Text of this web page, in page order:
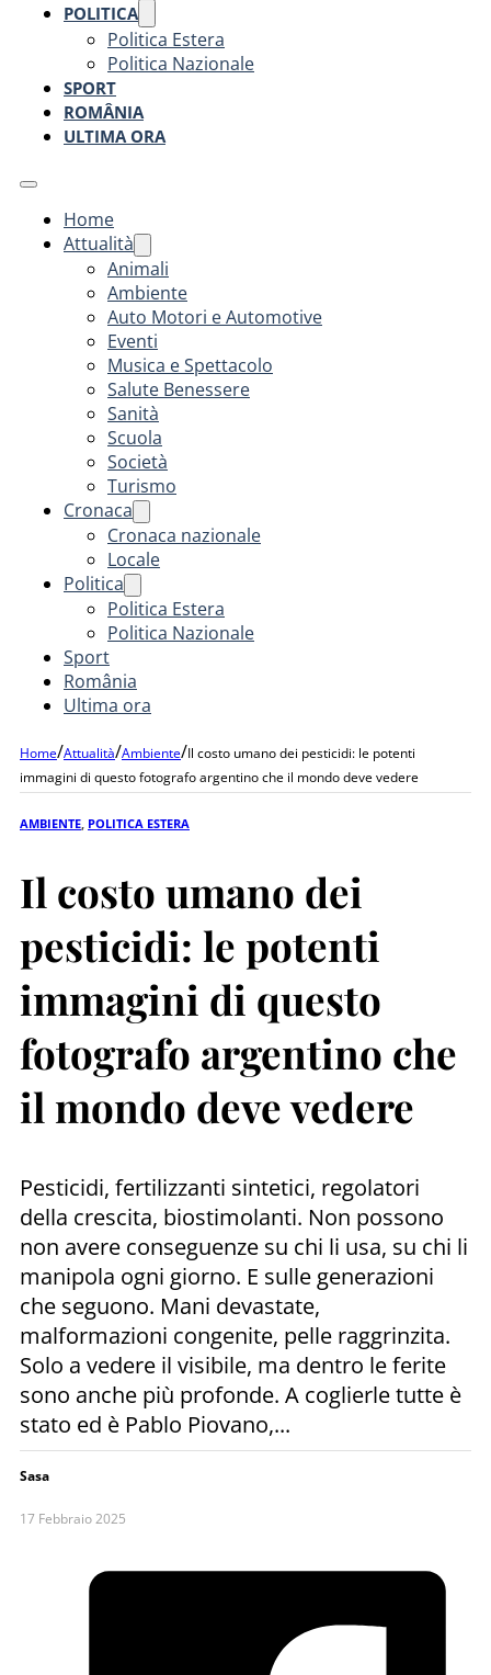
POLITICA
Politica Estera
Politica Nazionale
SPORT
ROMÂNIA
ULTIMA ORA
Home
Attualità
Animali
Ambiente
Auto Motori e Automotive
Eventi
Musica e Spettacolo
Salute Benessere
Sanità
Scuola
Società
Turismo
Cronaca
Cronaca nazionale
Locale
Politica
Politica Estera
Politica Nazionale
Sport
România
Ultima ora
Home/Attualità/Ambiente/Il costo umano dei pesticidi: le potenti
immagini di questo fotografo argentino che il mondo deve vedere
AMBIENTE POLITICA ESTERA
Il costo umano dei
pesticidi: le potenti
immagini di questo
fotografo argentino che
il mondo deve vedere
Pesticidi, fertilizzanti sintetici, regolatori
della crescita, biostimolanti. Non possono
non avere conseguenze su chi li usa, su chi li
manipola ogni giorno. E sulle generazioni
che seguono. Mani devastate,
malformazioni congenite, pelle raggrinzita.
Solo a vedere il visibile, ma dentro le ferite
sono anche più profonde. A coglierle tutte è
stato ed è Pablo Piovano,...
Sasa
17 Febbraio 2025